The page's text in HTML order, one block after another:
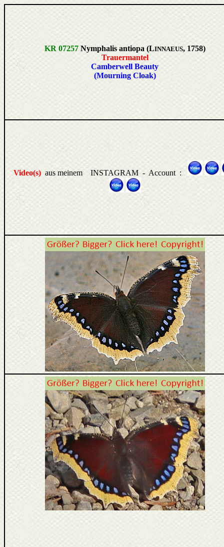
KR 07257 Nymphalis antiopa (LINNAEUS, 1758)
Trauermantel
Camberwell Beauty
(Mourning Cloak)
Video(s)aus meinem INSTAGRAM - Account :